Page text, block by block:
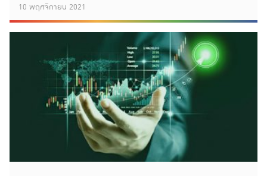
10 พฤศจิกายน 2021